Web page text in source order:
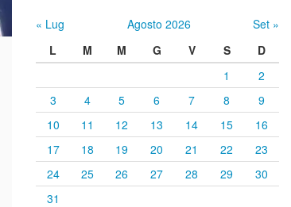
« Lug Agosto 2026
Set »
L
M M G V S
D
1
2
3
4 5 6 7 8
9
10
11 12 13 14 15
16
17
18 19 20 21 22
23
24
25 26 27 28 29
30
31